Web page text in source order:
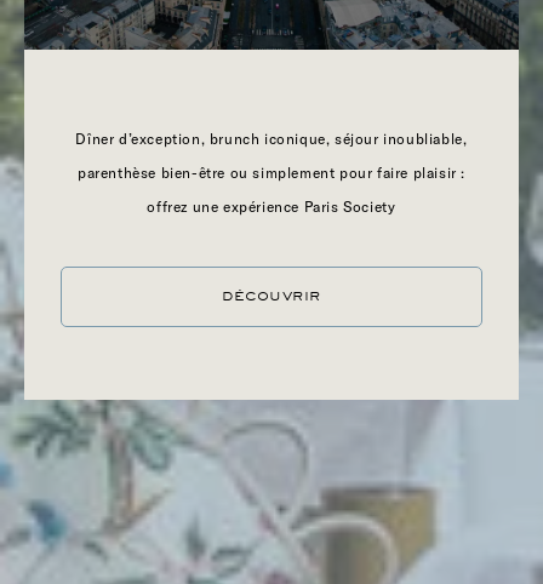
OFFRES
Dîner d’exception, brunch iconique, séjour inoubliable,
parenthèse bien-être ou simplement pour faire plaisir :
offrez une expérience Paris Society
DÉCOUVRIR